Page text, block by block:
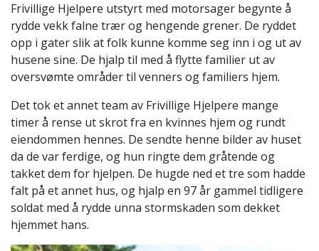
Frivillige Hjelpere utstyrt med motorsager begynte å
rydde vekk falne trær og hengende grener. De ryddet
opp i gater slik at folk kunne komme seg inn i og ut av
husene sine. De hjalp til med å flytte familier ut av
oversvømte områder til venners og familiers hjem.
Det tok et annet team av Frivillige Hjelpere mange
timer å rense ut skrot fra en kvinnes hjem og rundt
eiendommen hennes. De sendte henne bilder av huset
da de var ferdige, og hun ringte dem gråtende og
takket dem for hjelpen. De hugde ned et tre som hadde
falt på et annet hus, og hjalp en 97 år gammel tidligere
soldat med å rydde unna stormskaden som dekket
hjemmet hans.